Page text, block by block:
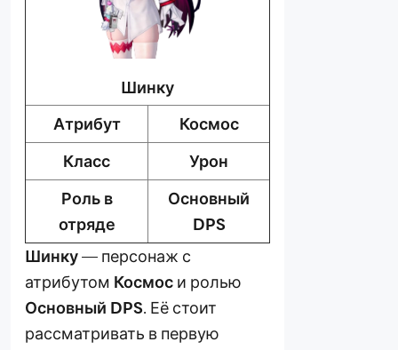
Шинку
Атрибут
Космос
Класс
Урон
Роль в
отряде
Основный
DPS
Шинку— персонаж с
атрибутом Космос и ролью
Основный DPS. Её стоит
рассматривать в первую